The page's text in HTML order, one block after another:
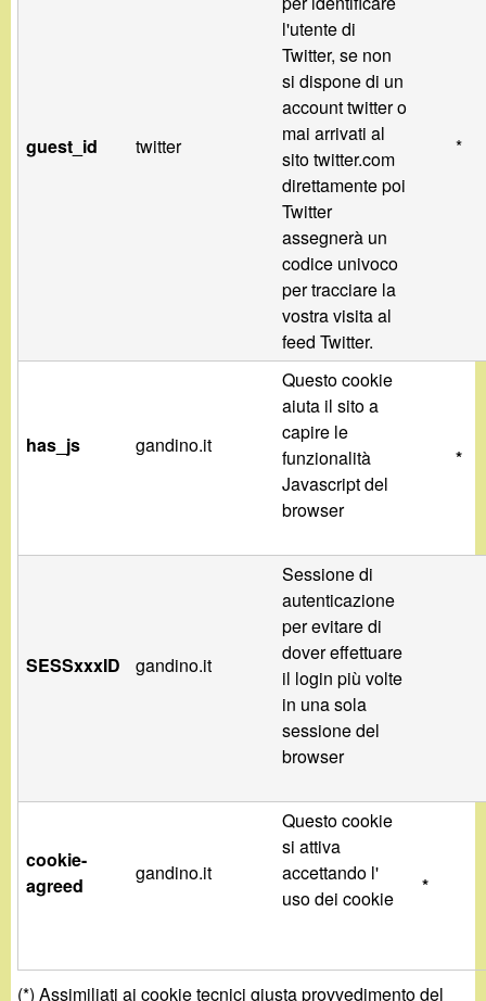
guest_id twitter
l'utente di
Twitter, se non
si dispone di un
account twitter o
mai arrivati al
sito twitter.com
direttamente poi
Twitter
assegnerà un
codice univoco
per tracciare la
vostra visita al
feed Twitter.
*
has_js gandino.it
Questo cookie
aiuta il sito a
capire le
funzionalità
Javascript del
browser
*
SESSxxxID gandino.it
Sessione di
autenticazione
per evitare di
dover effettuare
il login più volte
in una sola
sessione del
browser
cookie-
agreed
gandino.it
Questo cookie
si attiva
accettando l'
uso dei cookie
*
(*) Assimiliati ai cookie tecnici giusta provvedimento del